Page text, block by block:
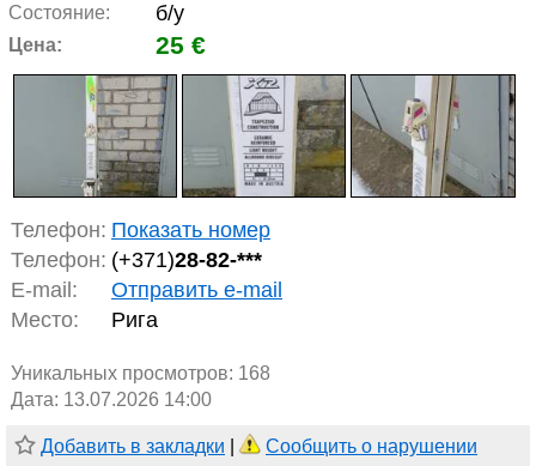
Состояние: б/у
Цена: 25 €
Телефон: Показать номер
Телефон: (+371)28-82-***
E-mail:
Отправить e-mail
Место:
Рига
Уникальных просмотров: 168
Дата: 13.07.2026 14:00
Добавить в закладки Сообщить о нарушении